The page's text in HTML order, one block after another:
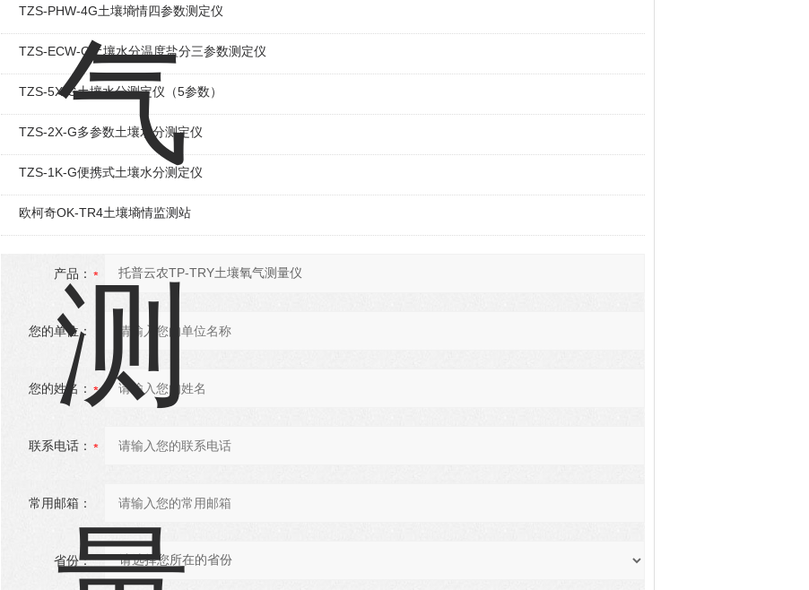
TZS-PHW-4G土壤墒情四参数测定仪
TZS-ECW-G土壤水分温度盐分三参数测定仪
TZS-5X-G土壤水分测定仪（5参数）
TZS-2X-G多参数土壤水分测定仪
TZS-1K-G便携式土壤水分测定仪
欧柯奇OK-TR4土壤墒情监测站
产品：
您的单位：
您的姓名：
联系电话：
常用邮箱：
省份：